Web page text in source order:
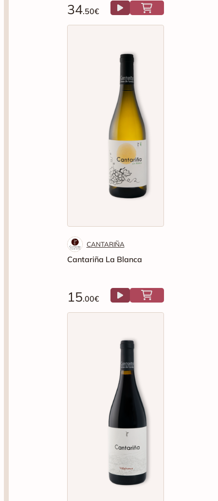
34.50€
CANTARIÑA
Cantariña La Blanca
15.00€